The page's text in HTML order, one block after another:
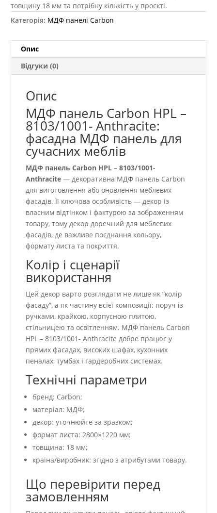
товщину 18 мм та потрібну кількість у проєкті.
Категорія: МДФ панелі Carbon
Опис
Відгуки (0)
Опис
МДФ панель Carbon HPL –
8103/1001- Anthracite:
фасадна МДФ панель для
сучасних меблів
МДФ панель Carbon HPL – 8103/1001-
Anthracite — декоративна МДФ панель Carbon
для виготовлення або оновлення меблевих
фасадів. Її ключова особливість — декор із
власним відтінком і фактурою за зображенням
товару, тому декор доречний для меблевих
фасадів, де важливе поєднання кольору,
формату листа та покриття.
Колір і сценарії
використання
Цей декор варто розглядати не лише як “колір
фасаду”, а як частину всієї композиції: поруч із
ручками, крайкою, корпусною плитою,
стільницею та освітленням. МДФ панель Carbon
HPL – 8103/1001- Anthracite добре працює у
прямих фасадах, високих шафах, кухонних
пеналах, тумбах і гардеробних системах.
Технічні параметри
бренд: Carbon;
матеріал: МДФ;
декор: уточнюйте за зразком;
формат листа: 2800×1220 мм;
товщина: 18 мм;
країна/виробник: згідно з атрибутами товару.
Що перевірити перед
замовленням